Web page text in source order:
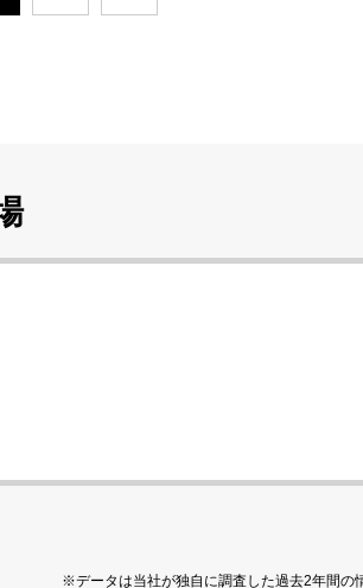
※データは当社が独自に調査した過去2年間の